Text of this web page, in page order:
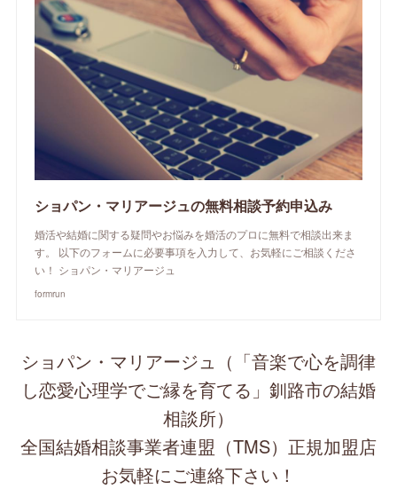
ショパン・マリアージュの無料相談予約申込み
婚活や結婚に関する疑問やお悩みを婚活のプロに無料で相談出来ま
す。 以下のフォームに必要事項を入力して、お気軽にご相談くださ
い！ ショパン・マリアージュ
formrun
ショパン・マリアージュ（「音楽で心を調律
し恋愛心理学でご縁を育てる」釧路市の結婚
相談所）
全国結婚相談事業者連盟（TMS）正規加盟店
お気軽にご連絡下さい！